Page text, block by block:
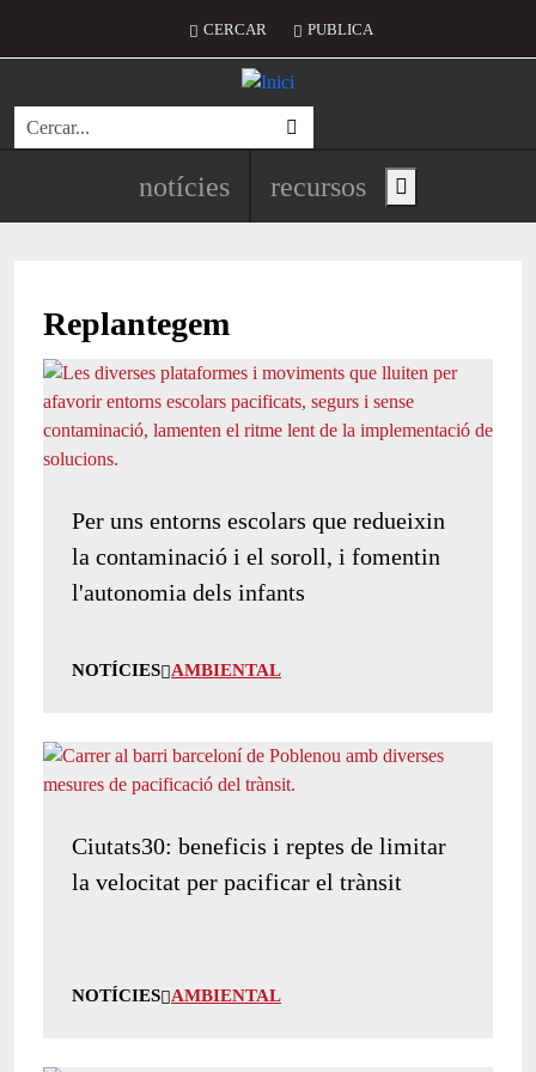
Menú del compte d'usuari
CERCAR PUBLICA
Cerca
Navegació principal de
notícies recursos Show main menu
Replantegem
Per uns entorns escolars que redueixin
la contaminació i el soroll, i fomentin
l'autonomia dels infants
NOTÍCIES AMBIENTAL
Ciutats30: beneficis i reptes de limitar
la velocitat per pacificar el trànsit
NOTÍCIES AMBIENTAL